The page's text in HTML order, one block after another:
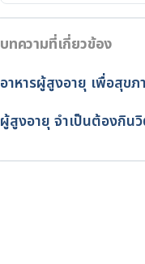
treatments/elderly-
Common skin
problems-in-the-
Skin Diseases Are
เวอร์ชันปัจจุบัน
26/02/2025
ทัตพร อิสส
ตรวจสอบความถูก
อัปเดตโดย:
บทความที่เกี่ยวข้อง
อาหารผู้สูงอายุ เพื่อสุข
ผู้สูงอายุ จำเป็นต้องกิน